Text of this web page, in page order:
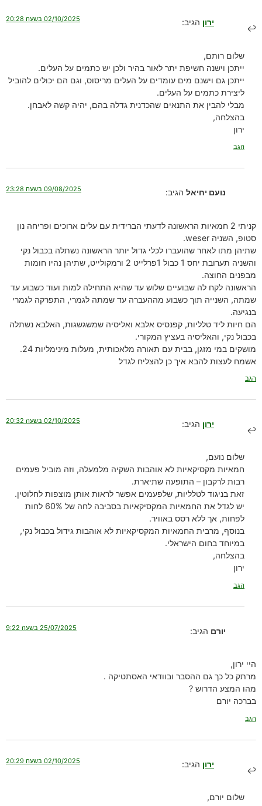
ירון הגיב: 02/10/2025 בשעה 20:28
שלום רותם,
ייתכן וישנה חשיפת יתר לאור בהיר ולכן יש כתמים על העלים.
ייתכן גם וישנם מים עומדים על העלים מריסוס, וגם הם יכולים להוביל
ליצירת כתמים על העלים.
מבלי להבין את התנאים שהכדנית גדלה בהם, יהיה קשה לאבחן.
בהצלחה,
ירון
הגב
נועם יחיאל הגיב: 09/08/2025 בשעה 23:28
קניתי 2 חמאיות הראשונה לדעתי הברידית עם עלים ארוכים ופריחה נון
סטופ, השניה weser.
שתיהן מתו לאחר שהועברו לכלי גדול יותר הראשונה נשתלה בכבול נקי
והשניה תערובת יחס 1 כבול 1פרלייט 2 ורמקולייט, שתיהן נהיו חומות
מבפנים החוצה.
הראשונה לקח לה שבועיים שלוש עד שהיא התחילה למות ועוד כשבוע עד
שמתה, השנייה תוך כשבוע מההעברה עד שמתה לגמרי, התפרקה לגמרי
בנגיעה.
הם חיות ליד טלליות, קפנסיס אלבא ואליסיה שמשגשגות, האלבא נשתלה
בכבול נקי, והאליסיה בעציץ המקורי.
מושקים במי מזגן, בבית עם תאורה מלאכותית, מעלות מינימליות 24.
אשמח לעצות להבא איך כן להצליח לגדל
הגב
ירון הגיב: 02/10/2025 בשעה 20:32
שלום נועם,
חמאיות מקסיקאיות לא אוהבות השקיה מלמעלה, וזה מוביל פעמים
רבות לרקבון – התופעה שתיארת.
זאת בניגוד לטלליות, שלפעמים אפשר לראות אותן מוצפות לחלוטין.
יש לגדל את החמאיות המקסיקאיות בסביבה לחה של 60% לחות
לפחות, אך ללא רסס באוויר.
בנוסף, מרבית החמאיות המקסיקאיות לא אוהבות גידול בכבול נקי,
במיוחד בחום הישראלי.
בהצלחה,
ירון
הגב
יורם הגיב: 25/07/2025 בשעה 9:22
היי ירון,
מרתק כל כך גם ההסבר ובוודאי האסתטיקה .
מהו המצע הדרוש ?
בברכה יורם
הגב
ירון הגיב: 02/10/2025 בשעה 20:29
שלום יורם,